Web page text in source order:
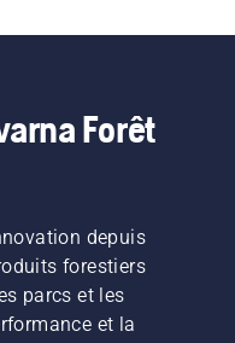
Forêt
depuis
forestiers
parcs et les
et la